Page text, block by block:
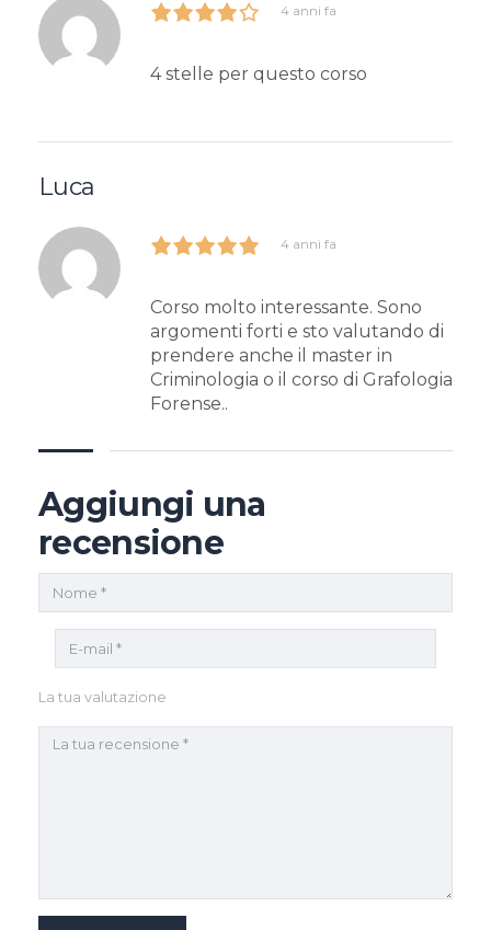
4 anni fa
4 stelle per questo corso
Luca
4 anni fa
Corso molto interessante. Sono
argomenti forti e sto valutando di
prendere anche il master in
Criminologia o il corso di Grafologia
Forense..
Aggiungi una
recensione
La tua valutazione